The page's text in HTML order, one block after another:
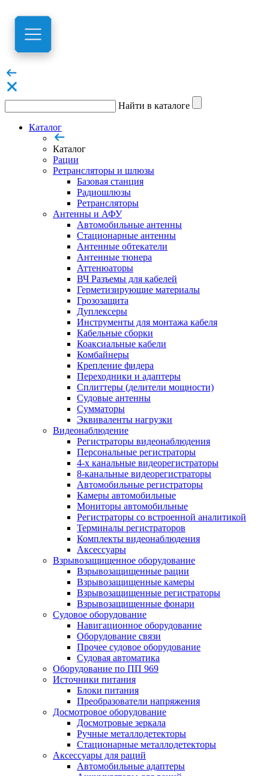
Найти в каталоге
Каталог
Каталог
Рации
Ретрансляторы и шлюзы
Базовая станция
Радиошлюзы
Ретрансляторы
Антенны и АФУ
Автомобильные антенны
Стационарные антенны
Антенные обтекатели
Антенные тюнера
Аттенюаторы
ВЧ Разъемы для кабелей
Герметизирующие материалы
Грозозащита
Дуплексеры
Инструменты для монтажа кабеля
Кабельные сборки
Коаксиальные кабели
Комбайнеры
Крепление фидера
Переходники и адаптеры
Сплиттеры (делители мощности)
Судовые антенны
Сумматоры
Эквиваленты нагрузки
Видеонаблюдение
Регистраторы видеонаблюдения
Персональные регистраторы
4-х канальные видеорегистраторы
8-канальные видеорегистраторы
Автомобильные регистраторы
Камеры автомобильные
Мониторы автомобильные
Регистраторы со встроенной аналитикой
Терминалы регистраторов
Комплекты видеонаблюдения
Аксессуары
Взрывозащищенное оборудование
Взрывозащищенные рации
Взрывозащищенные камеры
Взрывозащищенные регистраторы
Взрывозащищенные фонари
Судовое оборудование
Навигационное оборудование
Оборудование связи
Прочее судовое оборудование
Судовая автоматика
Оборудование по ПП 969
Источники питания
Блоки питания
Преобразователи напряжения
Досмотровое оборудование
Досмотровые зеркала
Ручные металлодетекторы
Стационарные металлодетекторы
Аксессуары для раций
Автомобильные адаптеры